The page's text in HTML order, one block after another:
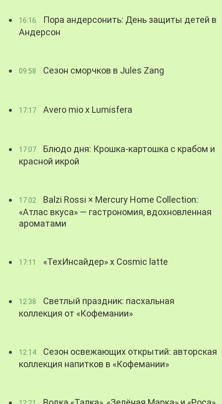
16:16
Пора андерсонить: День защиты детей в
Андерсон
09:58 Сезон сморчков в Jules Zang
17:17 Avero mio x Lumisfera
17:07
Блюдо дня: Крошка-картошка с крабом и
красной икрой
17:02
Balzi Rossi × Mercury Home Collection:
«Атлас вкуса» — гастрономия, вдохновленная
ароматами
17:11 «ТехИнсайдер» х Cosmic latte
12:38
Светлый праздник: пасхальная
коллекция от «Кофемании»
12:14
Сезон освежающих открытий: авторская
коллекция напитков в «Кофемании»